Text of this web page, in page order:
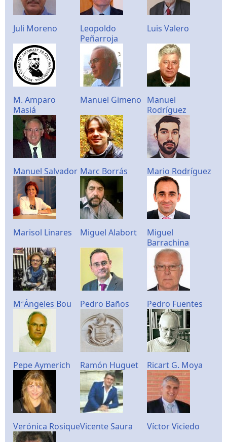
Juli Moreno
Leopoldo
Peñarroja
Luis Valero
M. Amparo
Masiá
Manuel Gimeno Manuel
Rodríguez
Manuel Salvador Marc Borrás Mario Rodríguez
Marisol Linares Miguel Alabort
Miguel
Barrachina
MªÁngeles Bou Pedro Baños Pedro Fuentes
Pepe Aymerich Ramón Huguet Ricart G. Moya
Verónica RosiqueVicente Saura Víctor Viciedo